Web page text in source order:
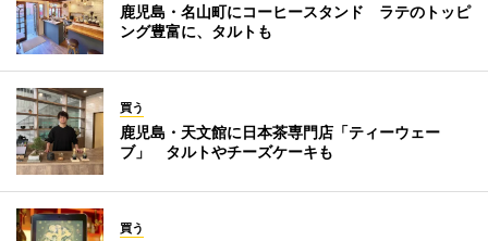
鹿児島・名山町にコーヒースタンド ラテのトッピ
ング豊富に、タルトも
買う
鹿児島・天文館に日本茶専門店「ティーウェー
ブ」 タルトやチーズケーキも
買う